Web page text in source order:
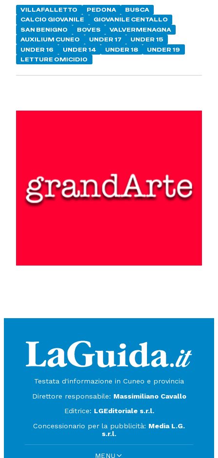
VILLAFALLETTO PEDONA
BUSCA
CALCIO GIOVANILE
GIOVANILE CENTALLO
SAN BENIGNO
BOVES
VALVERMENAGNA
AUXILIUM CUNEO
UNDER 17
UNDER 15
UNDER 16
UNDER 14 UNDER 18
UNDER 19
LETTURE OMICIDIO
Testata d'informazione in Cuneo e provincia
Direttore responsabile: Massimiliano Cavallo
Editrice: LGEditoriale s.r.l.
Concessionario per la pubblicità: Media L.G.
s.r.l.
MENU